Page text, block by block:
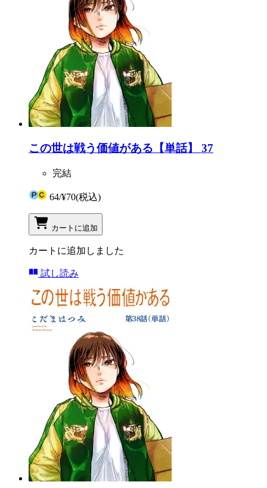
この世は戦う価値がある【単話】 37
完結
64/¥70(税込)
カートに追加
カートに追加しました
試し読み